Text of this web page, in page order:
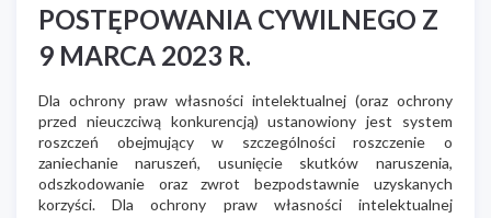
POSTĘPOWANIA CYWILNEGO Z
9 MARCA 2023 R.
Dla ochrony praw własności intelektualnej (oraz ochrony
przed nieuczciwą konkurencją) ustanowiony jest system
roszczeń obejmujący w szczególności roszczenie o
zaniechanie naruszeń, usunięcie skutków naruszenia,
odszkodowanie oraz zwrot bezpodstawnie uzyskanych
korzyści. Dla ochrony praw własności intelektualnej